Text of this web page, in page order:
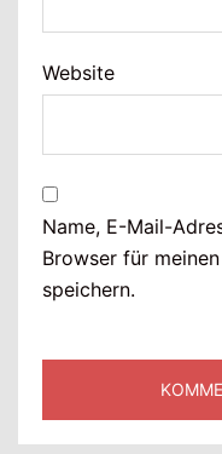
Website
Name, E-Mail-
Browser für
speichern.